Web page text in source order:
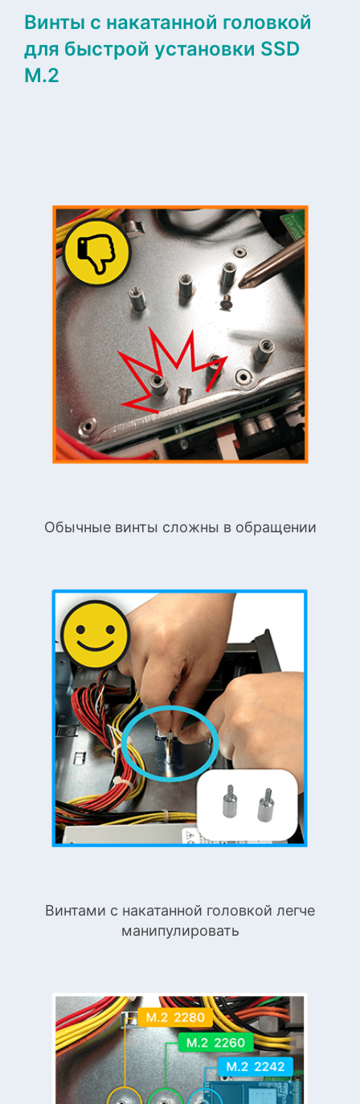
Винты с накатанной головкой
для быстрой установки SSD
M.2
Обычные винты сложны в обращении
Винтами с накатанной головкой легче
манипулировать